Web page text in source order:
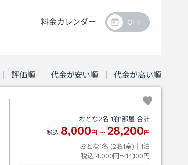
料金カレンダー
評価順 代金が安い順 代金が高い順
おとな2名 1泊1部屋 合計
税込 8,000 円 〜 28,200 円
おとな1名 (2名1室)｜ 1泊
税込 4,000円〜14,100円